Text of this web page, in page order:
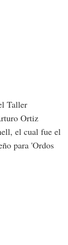
Taller
Ortiz
el cual fue el
para 'Ordos